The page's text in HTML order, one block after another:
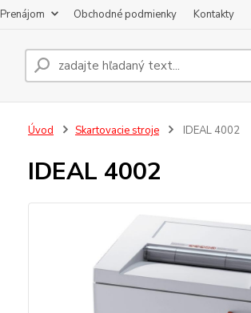
Prenájom Obchodné podmienky Kontakty
Úvod Skartovacie stroje IDEAL 4002
IDEAL 4002